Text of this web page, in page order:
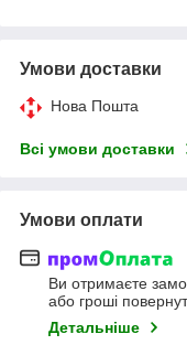
Умови доставки
Нова Пошта
Всі умови доставки
Умови оплати
Ви отримаєте
або гроші
Детальніше